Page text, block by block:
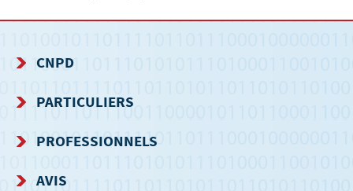
MENU
DE
NAVIGATION
CNPD
PARTICULIERS
PROFESSIONNELS
AVIS